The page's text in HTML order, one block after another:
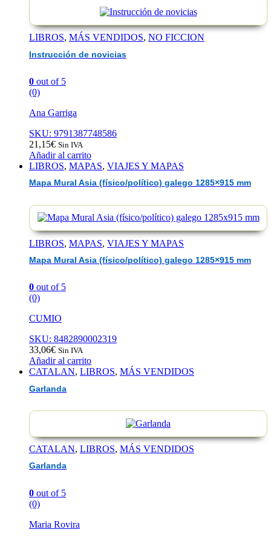
LIBROS, MÁS VENDIDOS, NO FICCION
Instrucción de novicias
0 out of 5
(0)
Ana Garriga
SKU: 9791387748586
21,15€ Sin IVA
Añadir al carrito
LIBROS, MAPAS, VIAJES Y MAPAS
Mapa Mural Asia (físico/político) galego 1285×915 mm
LIBROS, MAPAS, VIAJES Y MAPAS
Mapa Mural Asia (físico/político) galego 1285×915 mm
0 out of 5
(0)
CUMIO
SKU: 8482890002319
33,06€ Sin IVA
Añadir al carrito
CATALAN, LIBROS, MÁS VENDIDOS
Garlanda
CATALAN, LIBROS, MÁS VENDIDOS
Garlanda
0 out of 5
(0)
Maria Rovira